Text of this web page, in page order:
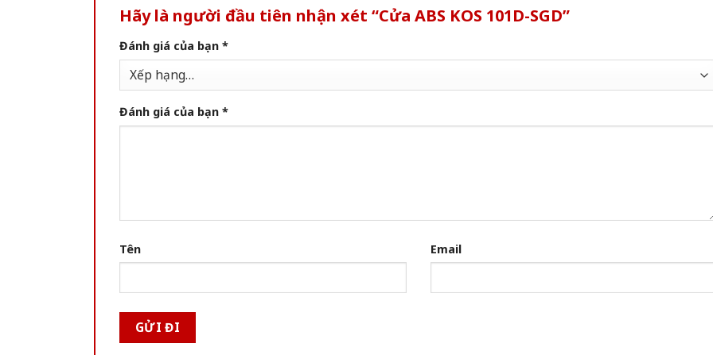
Hãy là người đầu tiên nhận xét “Cửa ABS KOS 101D-SGD”
Đánh giá của bạn *
Đánh giá của bạn *
Tên Email